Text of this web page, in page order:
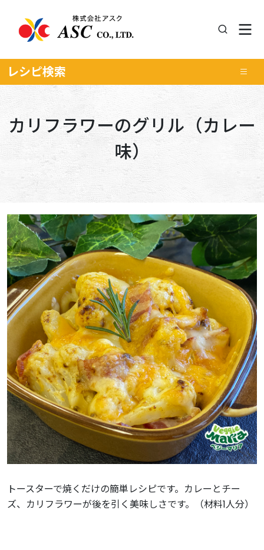
レシピ検索
カリフラワーのグリル（カレー
味）
トースターで焼くだけの簡単レシピです。カレーとチー
ズ、カリフラワーが後を引く美味しさです。（材料1人分）